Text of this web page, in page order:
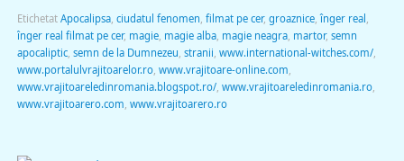
Etichetat Apocalipsa, ciudatul fenomen filmat pe cer, groaznice,înger real
înger real filmat pe cer, magie, magie alba, magie neagra, martor, semn
apocaliptic, semn de la Dumnezeu stranii www.international-witches.com/,
www.portalulvrajitoarelor.ro, www.vrajitoare-online.com
www.vrajitoareledinromania.blogspot.ro/, www.vrajitoareledinromania.ro,
www.vrajitoarero.com www.vrajitoarero.ro